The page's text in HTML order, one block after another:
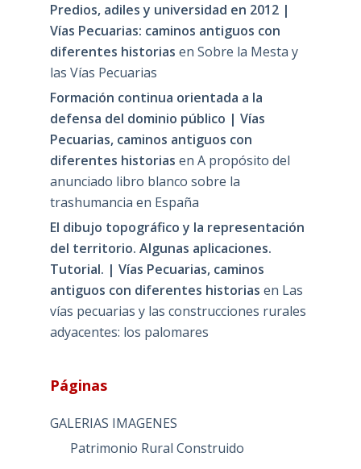
Predios, adiles y universidad en 2012 |
Vías Pecuarias: caminos antiguos con
diferentes historias en Sobre la Mesta y
las Vías Pecuarias
Formación continua orientada a la
defensa del dominio público | Vías
Pecuarias, caminos antiguos con
diferentes historias en A propósito del
anunciado libro blanco sobre la
trashumancia en España
El dibujo topográfico y la representación
del territorio. Algunas aplicaciones.
Tutorial. | Vías Pecuarias, caminos
antiguos con diferentes historias en Las
vías pecuarias y las construcciones rurales
adyacentes: los palomares
Páginas
GALERIAS IMAGENES
Patrimonio Rural Construido